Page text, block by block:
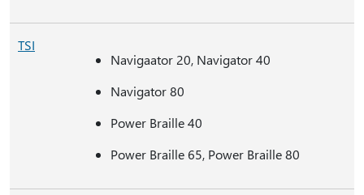
TSI
Navigaator 20, Navigator 40
Navigator 80
Power Braille 40
Power Braille 65, Power Braille 80